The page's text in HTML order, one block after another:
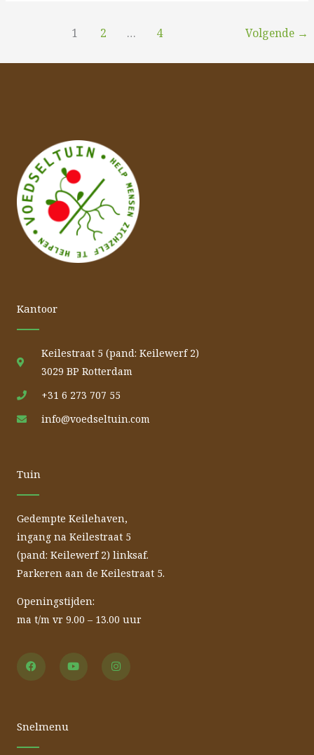
1 2 … 4 Volgende →
Kantoor
Keilestraat 5 (pand: Keilewerf 2)
3029 BP Rotterdam
+31 6 273 707 55
info@voedseltuin.com
Tuin
Gedempte Keilehaven,
ingang na Keilestraat 5
(pand: Keilewerf 2) linksaf.
Parkeren aan de Keilestraat 5.
Openingstijden:
ma t/m vr 9.00 – 13.00 uur
a
o
k
o n
Snelmenu